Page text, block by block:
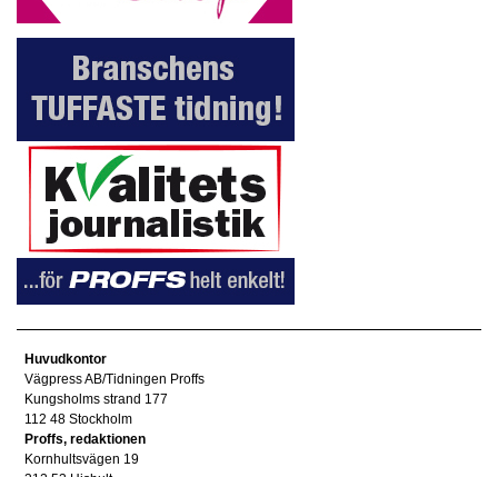
Huvudkontor
Vägpress AB/Tidningen Proffs
Kungsholms strand 177
112 48 Stockholm
Proffs, redaktionen
Kornhultsvägen 19